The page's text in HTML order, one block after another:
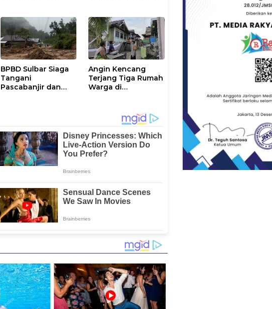
dan Evakuasi
BPBD Sulbar Siaga
Tangani
Pascabanjir dan
Angin Kencang
Terjang Tiga Rumah
Warga di